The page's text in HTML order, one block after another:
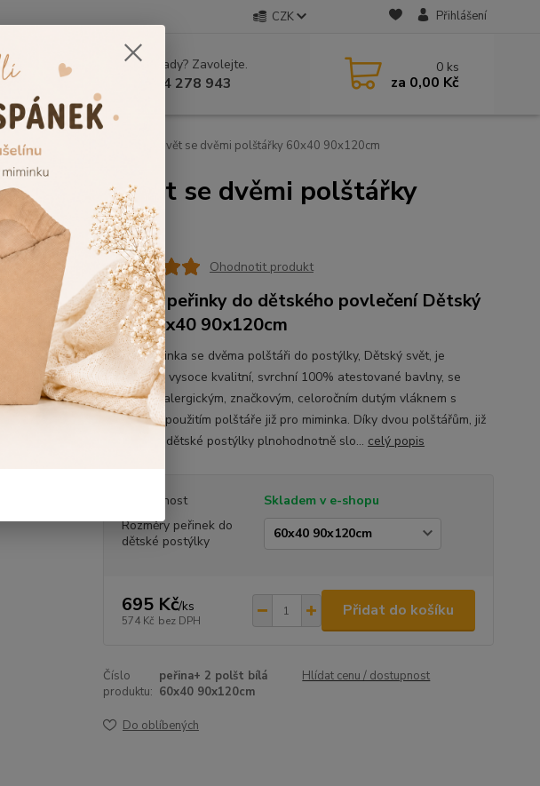
CZK Přihlášení
Nevíte si rady? Zavolejte.
+420 604 278 943
0 ks
za 0,00 Kč
peřinky do postýlky Dětský svět se dvěmi polštářky 60x40 90x120cm
Dětský svět se dvěmi polštářky
Ohodnotit produkt
Dětské peřinky do dětského povlečení Dětský
svět 60x40 90x120cm
Dětská peřinka se dvěma polštáři do postýlky, Dětský svět, je
vyrobena z vysoce kvalitní, svrchní 100% atestované bavlny, se
všitým antialergickým, značkovým, celoročním dutým vláknem s
okamžitým použitím polštáře již pro miminka. Díky dvou polštářům, již
peřinka do dětské postýlky plnohodnotně slo... celý popis
Dostupnost
Skladem v e-shopu
Rozměry peřinek do
dětské postýlky
695 Kč/ks
574 Kč bez DPH
Přidat do košíku
Číslo
produktu:
peřina+ 2 polšt bílá
60x40 90x120cm
Hlídat cenu / dostupnost
Do oblíbených